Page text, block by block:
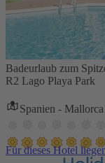
Badeurlaub zum
R2 Lago Playa Park
Spanien -
Für dieses Hotel